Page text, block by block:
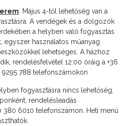
: Május 4-től lehetőség van a
A vendégek és a dolgozók
a helyben való fogyasztás
egyszer használatos műanyag
lehetséges. A házhoz
rendelésfelvétel 12:00 óráig a +36
9295 788 telefonszámokon
fogyasztásra nincs lehetőség,
rendelésleadás
380 6010 telefonszámon. Heti menü